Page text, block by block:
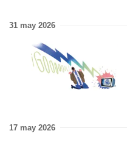
31 may 2026
17 may 2026